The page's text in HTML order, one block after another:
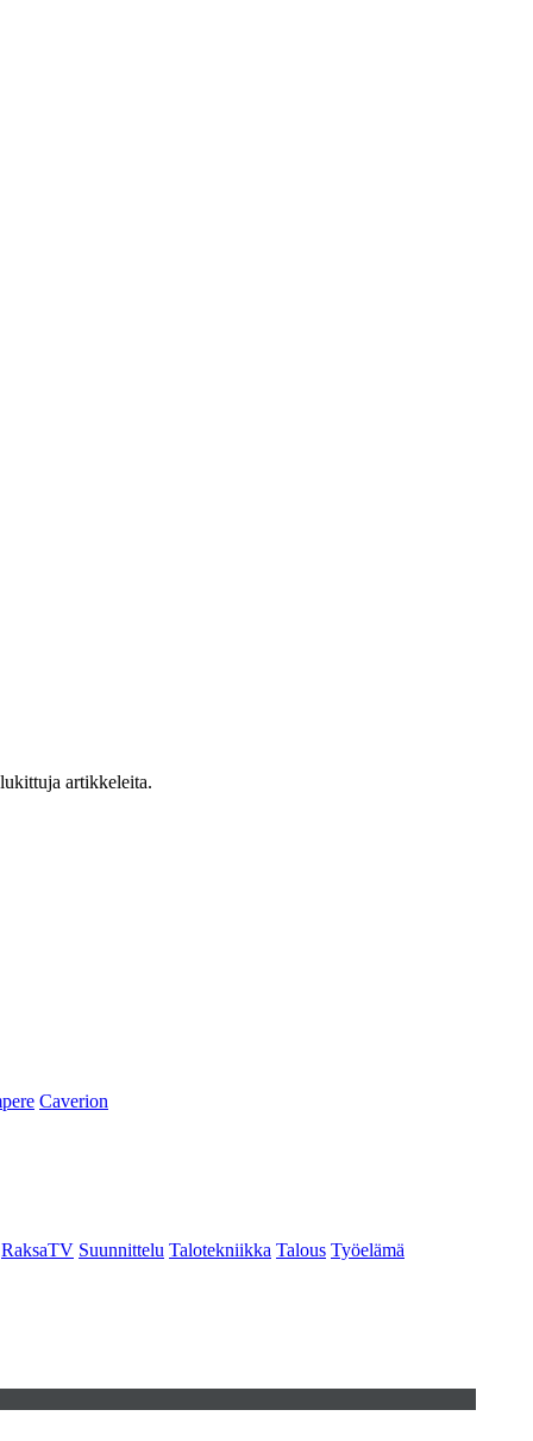
artikkeleita.
Caverion
RaksaTV Suunnittelu Talotekniikka Talous Työelämä